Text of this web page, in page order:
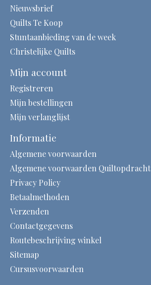
Nieuwsbrief
Quilts Te Koop
Stuntaanbieding van de week
Christelijke Quilts
Mijn account
Registreren
Mijn bestellingen
Mijn verlanglijst
Informatie
Algemene voorwaarden
Algemene voorwaarden Quiltopdracht
Privacy Policy
Betaalmethoden
Verzenden
Contactgegevens
Routebeschrijving winkel
Sitemap
Cursusvoorwaarden